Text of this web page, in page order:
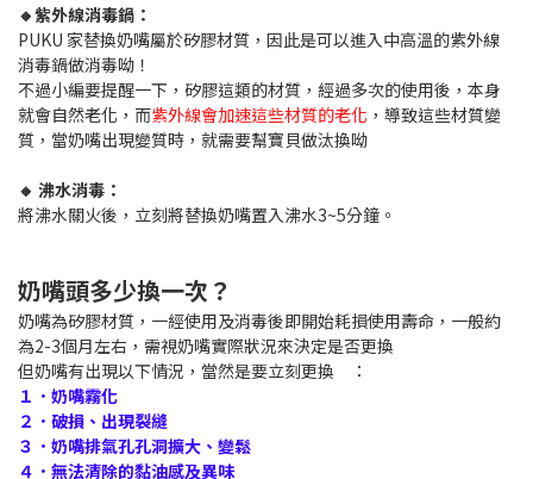
🔸紫外線消毒鍋：
PUKU 家替換奶嘴屬於矽膠材質，因此是可以進入中高溫的紫外線
消毒鍋做消毒呦！
不過小編要提醒一下，矽膠這類的材質，經過多次的使用後，本身
就會自然老化，而紫外線會加速這些材質的老化 ，導致這些材質變
質，當奶嘴出現變質時，就需要幫寶貝做汰換呦
🔸 沸水消毒：
將沸水關火後，立刻將替換奶嘴置入沸水3~5分鐘。
奶嘴頭多少換一次？
奶嘴為矽膠材質，一經使用及消毒後即開始耗損使用壽命，一般約
為2-3個月左右，需視奶嘴實際狀況來決定是否更換
但奶嘴有出現以下情況，當然是要立刻更換 ：
１．奶嘴霧化
２．破損、出現裂縫
３．奶嘴排氣孔孔洞擴大、變鬆
４．無法清除的黏油感及異味